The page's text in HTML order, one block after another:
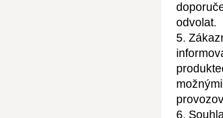
odvolat.
5.
6.